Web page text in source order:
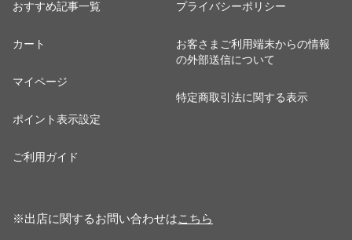
おすすめ記事一覧
カート
マイページ
ポイント表示設定
ご利用ガイド
プライバシーポリシー
お客さまご利用端末からの情報
の外部送信について
特定商取引法に関する表示
※出店に関するお問い合わせはこちら